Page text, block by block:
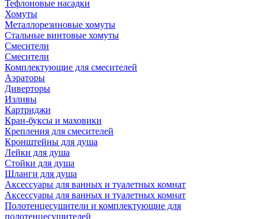
Тефлоновые насадки
Хомуты
Металлорезиновые хомуты
Стальные винтовые хомуты
Смесители
Смесители
Комплектующие для смесителей
Аэраторы
Диверторы
Изливы
Картриджи
Кран-буксы и маховики
Крепления для смесителей
Кронштейны для душа
Лейки для душа
Стойки для душа
Шланги для душа
Аксессуары для ванных и туалетных комнат
Аксессуары для ванных и туалетных комнат
Полотенцесушители и комплектующие для
полотенцесушителей